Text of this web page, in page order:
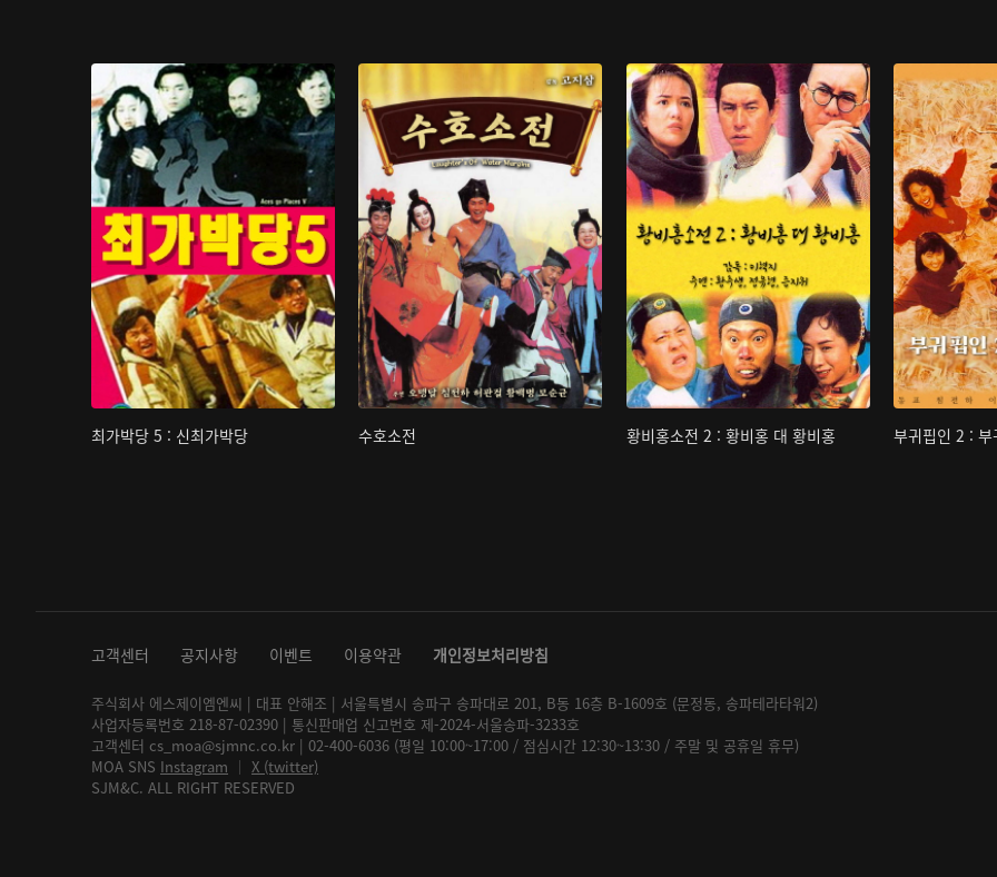
최가박당 5 : 신최가박당 수호소전 황비홍소전 2 : 황비홍 대 황비홍 부귀핍인 2 : 부
고객센터 공지사항 이벤트 이용약관 개인정보처리방침
주식회사 에스제이엠엔씨 | 대표 안해조 | 서울특별시 송파구 송파대로 201, B동 16층 B-1609호 (문정동, 송파테라타워2)
사업자등록번호 218-87-02390 | 통신판매업 신고번호 제-2024-서울송파-3233호
고객센터 cs_moa@sjmnc.co.kr | 02-400-6036 (평일 10:00~17:00 / 점심시간 12:30~13:30 / 주말 및 공휴일 휴무)
MOA SNS Instagram │ X (twitter)
SJM&C. ALL RIGHT RESERVED